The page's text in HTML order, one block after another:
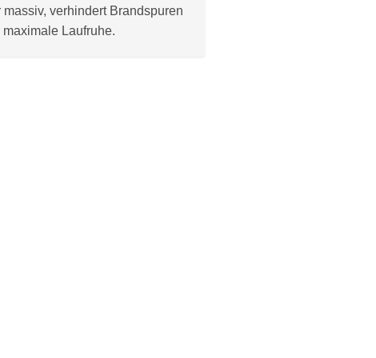
verhindert Brandspuren
maximale Laufruhe.